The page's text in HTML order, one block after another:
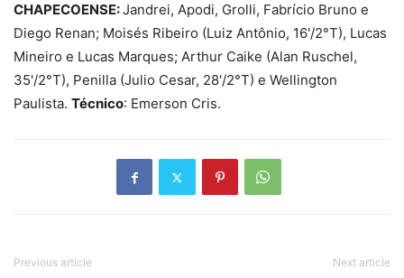
CHAPECOENSE:Jandrei, Apodi, Grolli, Fabrício Bruno e
Diego Renan; Moisés Ribeiro (Luiz Antônio, 16'/2°T), Lucas
Mineiro e Lucas Marques; Arthur Caike (Alan Ruschel,
35'/2°T), Penilla (Julio Cesar, 28'/2°T) e Wellington
Paulista. Técnico: Emerson Cris.
Previous article Next article